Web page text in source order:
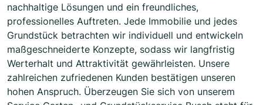
nachhaltige Lösungen und ein freundliches,
professionelles Auftreten. Jede Immobilie und jedes
Grundstück betrachten wir individuell und entwickeln
maßgeschneiderte Konzepte, sodass wir langfristig
Werterhalt und Attraktivität gewährleisten. Unsere
zahlreichen zufriedenen Kunden bestätigen unseren
hohen Anspruch. Überzeugen Sie sich von unserem